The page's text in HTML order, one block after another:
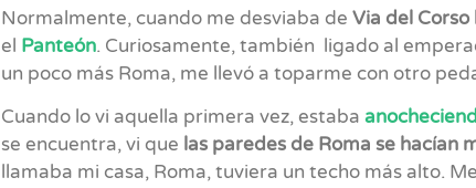
Normalmente, cuando me desviaba de Via del Corso
el Panteón. Curiosamente, también ligado al
un poco más Roma, me llevó a toparme con otro
Cuando lo vi aquella primera vez, estaba
se encuentra, vi que las paredes de Roma se hacían
llamaba mi casa, Roma, tuviera un techo más alto.